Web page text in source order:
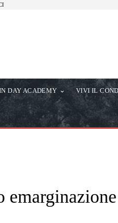
DAY ACADEMY VIVI IL
emarginazione